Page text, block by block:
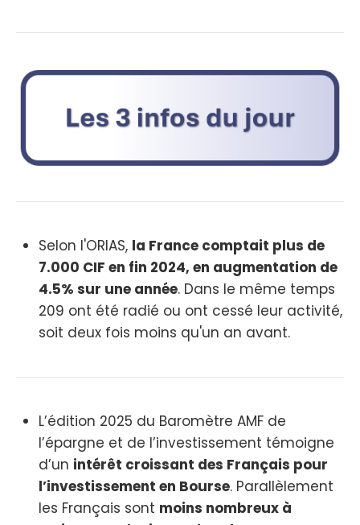
Selon l'ORIAS, la France comptait plus de
7.000 CIF en fin 2024, en augmentation de
4.5% sur une année. Dans le même temps
209 ont été radié ou ont cessé leur activité,
soit deux fois moins qu'un an avant.
L’édition 2025 du Baromètre AMF de
l’épargne et de l’investissement témoigne
d’un intérêt croissant des Français pour
l’investissement en Bourse. Parallèlement
les Français sont moins nombreux à